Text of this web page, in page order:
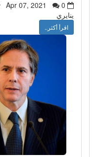
Apr 07, 2021
0
ينايري
اقرأ أكثر..